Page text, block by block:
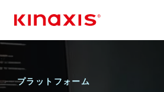
プラットフォーム